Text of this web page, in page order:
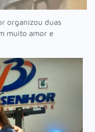
organizou duas
muito amor e